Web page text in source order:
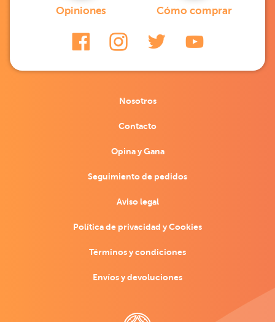
Opiniones Cómo comprar
Nosotros
Contacto
Opina y Gana
Seguimiento de pedidos
Aviso legal
Política de privacidad y Cookies
Términos y condiciones
Envíos y devoluciones